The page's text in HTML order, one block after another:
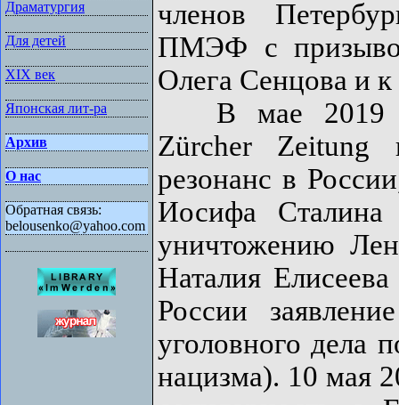
Драматургия
Для детей
XIX век
Японская лит-ра
Архив
О нас
Обратная связь:
belousenko@yahoo.com
членов
ПМЭФ с
Олега Сенцова и к
В мае 2019
Zürcher Zeitung
резонанс в
Иосифа Сталина
уничтожению
Наталия
России
уголовного дела
нацизма). 10 мая